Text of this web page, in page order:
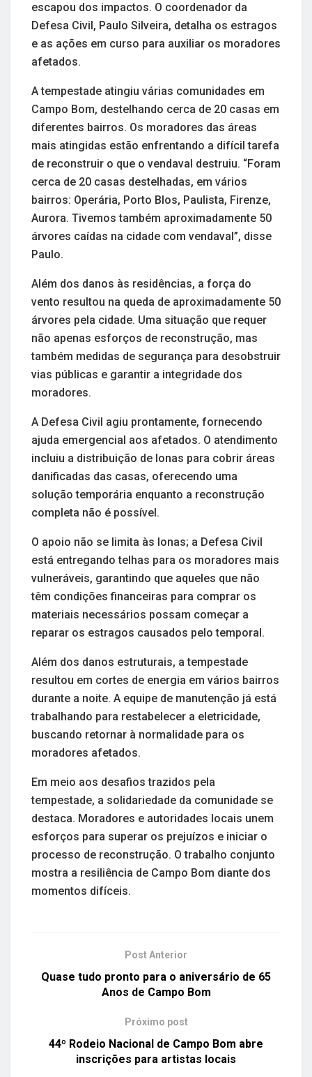
escapou dos impactos. O coordenador da
Defesa Civil, Paulo Silveira, detalha os estragos
e as ações em curso para auxiliar os moradores
afetados.
A tempestade atingiu várias comunidades em
Campo Bom, destelhando cerca de 20 casas em
diferentes bairros. Os moradores das áreas
mais atingidas estão enfrentando a difícil tarefa
de reconstruir o que o vendaval destruiu. “Foram
cerca de 20 casas destelhadas, em vários
bairros: Operária, Porto Blos, Paulista, Firenze,
Aurora. Tivemos também aproximadamente 50
árvores caídas na cidade com vendaval”, disse
Paulo.
Além dos danos às residências, a força do
vento resultou na queda de aproximadamente 50
árvores pela cidade. Uma situação que requer
não apenas esforços de reconstrução, mas
também medidas de segurança para desobstruir
vias públicas e garantir a integridade dos
moradores.
A Defesa Civil agiu prontamente, fornecendo
ajuda emergencial aos afetados. O atendimento
incluiu a distribuição de lonas para cobrir áreas
danificadas das casas, oferecendo uma
solução temporária enquanto a reconstrução
completa não é possível.
O apoio não se limita às lonas; a Defesa Civil
está entregando telhas para os moradores mais
vulneráveis, garantindo que aqueles que não
têm condições financeiras para comprar os
materiais necessários possam começar a
reparar os estragos causados pelo temporal.
Além dos danos estruturais, a tempestade
resultou em cortes de energia em vários bairros
durante a noite. A equipe de manutenção já está
trabalhando para restabelecer a eletricidade,
buscando retornar à normalidade para os
moradores afetados.
Em meio aos desafios trazidos pela
tempestade, a solidariedade da comunidade se
destaca. Moradores e autoridades locais unem
esforços para superar os prejuízos e iniciar o
processo de reconstrução. O trabalho conjunto
mostra a resiliência de Campo Bom diante dos
momentos difíceis.
Post Anterior
Quase tudo pronto para o aniversário de 65
Anos de Campo Bom
Próximo post
44º Rodeio Nacional de Campo Bom abre
inscrições para artistas locais